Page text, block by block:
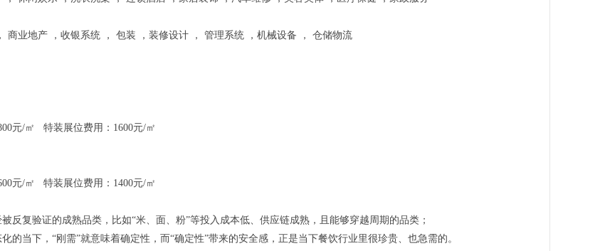
商业地产 ，收银系统 ， 包装 ，装修设计 ， 管理系统 ，机械设备 ， 仓储物流
元/㎡ 特装展位费用：1600元/㎡
元/㎡ 特装展位费用：1400元/㎡
反复验证的成熟品类，比如“米、面、粉”等投入成本低、供应链成熟，且能够穿越周期的品类；
的当下，“刚需”就意味着确定性，而“确定性”带来的安全感，正是当下餐饮行业里很珍贵、也急需的。